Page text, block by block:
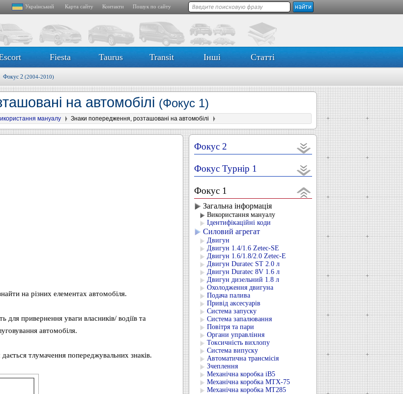
Український Карта сайту Контакти Пошук по сайту
Fiesta Taurus Transit Інші Статті
Фокус 2 (2004-2010)
на автомобілі (Фокус 1)
мануалу Знаки попередження, розташовані на автомобілі
на різних елементах автомобіля.
привернення уваги власників/ водіїв та
автомобіля.
тлумачення попереджувальних знаків.
Фокус 2
Фокус Турнір 1
Фокус 1
Загальна інформація
Використання мануалу
Ідентифікаційні коди
Силовий агрегат
Двигун
Двигун 1.4/1.6 Zetec-SE
Двигун 1.6/1.8/2.0 Zetec-E
Двигун Duratec ST 2.0 л
Двигун Duratec 8V 1.6 л
Двигун дизельний 1.8 л
Охолодження двигуна
Подача палива
Привід аксесуарів
Система запуску
Система запалювання
Повітря та пари
Органи управління
Токсичність вихлопу
Система випуску
Автоматична трансмісія
Зчеплення
Механічна коробка iB5
Механічна коробка MTX-75
Механічна коробка MT285